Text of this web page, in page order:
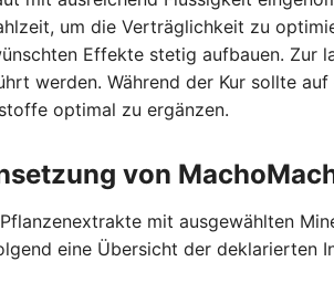
um die Verträglichkeit zu
Effekte stetig aufbauen. Zur
werden. Während der Kur sollte
optimal zu ergänzen.
von
mit ausgewählten
eine Übersicht der deklarierten